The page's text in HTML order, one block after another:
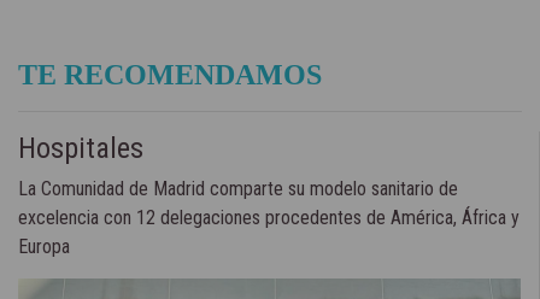
TE RECOMENDAMOS
Hospitales
La Comunidad de Madrid comparte su modelo sanitario de
excelencia con 12 delegaciones procedentes de América, África y
Europa